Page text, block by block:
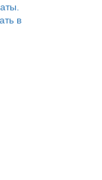
в